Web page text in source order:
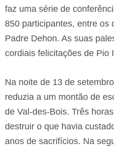
faz uma série de
850 participantes, entre os
Padre Dehon. As suas
cordiais felicitações de Pio
Na noite de 13 de
reduzia a um montão de
de Val-des-Bois. Três
destruir o que havia
anos de sacrifícios. Na